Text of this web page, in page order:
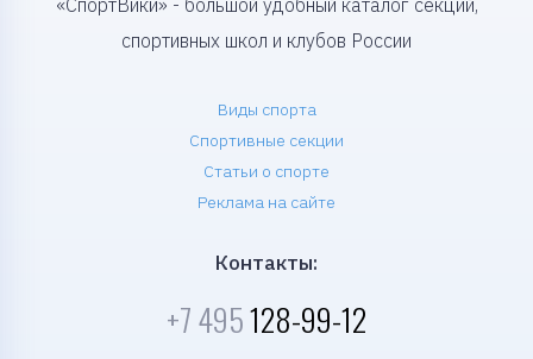
спортивных школ и клубов России
Виды спорта
Спортивные секции
Статьи о спорте
Реклама на сайте
Контакты:
+7 495128-99-12